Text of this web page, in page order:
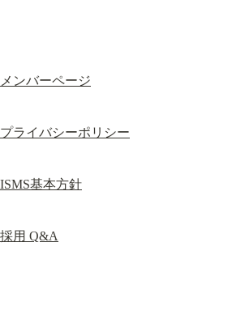
メンバーページ
プライバシーポリシー
ISMS基本方針
採用 Q&A